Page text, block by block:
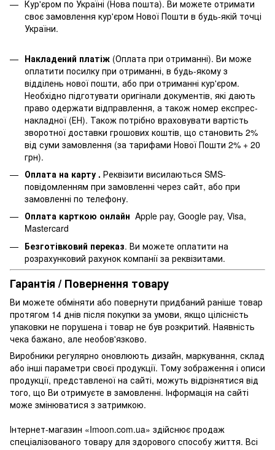
Кур'єром по Україні (Нова пошта). Ви можете отримати
своє замовлення кур'єром Нової Пошти в будь-якій точці
України.
Накладений платіж (Оплата при отриманні). Ви може
оплатити посилку при отриманні, в будь-якому з
відділень нової пошти, або при отриманні кур'єром.
Необхідно підготувати оригінали документів, які дають
право одержати відправлення, а також номер експрес-
накладної (ЕН). Також потрібно враховувати вартість
зворотної доставки грошових коштів, що становить 2%
від суми замовлення (за тарифами Нової Пошти 2% + 20
грн).
Оплата на карту . Реквізити висилаються SMS-
повідомленням при замовленні через сайт, або при
замовленні по телефону.
Оплата карткою онлайн Apple pay, Google pay, Visa,
Mastercard
Безготівковий переказ. Ви можете оплатити на
розрахунковий рахунок компанії за реквізитами.
Гарантія / Повернення товару
Ви можете обміняти або повернути придбаний раніше товар
протягом 14 днів після покупки за умови, якщо цілісність
упаковки не порушена і товар не був розкритий. Наявність
чека бажано, але необов'язково.
Виробники регулярно оновлюють дизайн, маркування, склад
або інші параметри своєї продукції. Тому зображення і описи
продукції, представленої на сайті, можуть відрізнятися від
того, що Ви отримуєте в замовленні. Інформація на сайті
може змінюватися з затримкою.
Інтернет-магазин «Imoon.com.ua» здійснює продаж
спеціалізованого товару для здорового способу життя. Всі